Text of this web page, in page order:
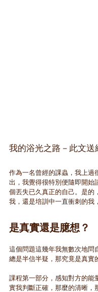
我的浴光之路－此文
作為一名曾經的課蟲，我上過
出，我覺得很特別便隨即開始
個丟失已久真正的自己。是的
我，還是培訓中一直衝刺的我
是真實還是臆想？
這個問題這幾年我無數次地問
總是半信半疑，那究竟是真實
課程第一部分，感知對方的能
實我判斷正確，那麼的清晰，